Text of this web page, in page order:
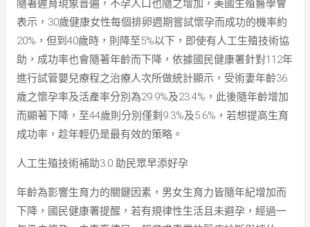
隨著遲育現象普遍，不孕人口也隨之增加，美國生殖醫學會
表示，30歲健康女性每個排卵週期嘗試懷孕而成功的機率約
20%，但到40歲時，則降至5%以下，即使有人工生殖技術協
助，成功率也會隨著年齡而下降，依據國民健康署針對112年
進行試管嬰兒療程之治療人次所做統計顯示，受術妻年齡36
歲之懷孕率及活產率分別為29.9%及23.4%，此後隨年齡增加
而顯著下降，至44歲則分別僅剩9.3%及5.6%，若想提高生育
成功率，趁年輕仍是最有效的策略。
人工生殖技術補助3.0 助民眾早添好孕
年齡為影響生育力的關鍵因素，男女生育力皆隨年紀增加而
下降，國民健康署提醒，若有規律性生活且未避孕，經過一